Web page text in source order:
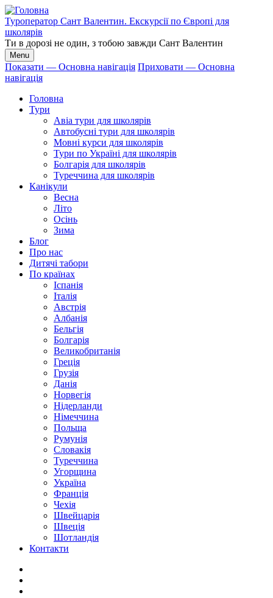
Перейти
до
основного
вмісту
Туроператор Сант Валентин. Екскурсії по Європі для
школярів
Ти в дорозі не один, з тобою завжди Сант Валентин
Menu
Основна
навігація
Показати — Основна навігація Приховати — Основна
навігація
Головна
Тури
Авіа тури для школярів
Автобусні тури для школярів
Мовні курси для школярів
Тури по Україні для школярів
Болгарія для школярів
Туреччина для школярів
Канікули
Весна
Літо
Осінь
Зима
Блог
Про нас
Дитячі табори
По країнах
Іспанія
Італія
Австрія
Албанія
Бельгія
Болгарія
Великобританія
Греція
Грузія
Данія
Норвегія
Нідерланди
Німеччина
Польща
Румунія
Словакія
Туреччина
Угорщина
Україна
Франція
Чехія
Швейцарія
Швеція
Шотландія
Контакти